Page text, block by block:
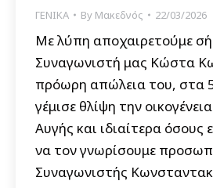
ΓΕΝΙΚΑ By Μακεδνός 22/03/2026
Με λύπη αποχαιρετούμε
Συναγωνιστή μας Κώστα
πρόωρη απώλεια του, στα
γέμισε θλίψη την
Αυγής και ιδιαίτερα όσους
να τον γνωρίσουμε
Συναγωνιστής